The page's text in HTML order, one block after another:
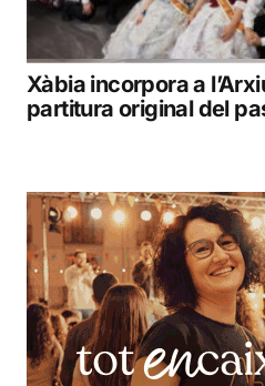
Xàbia incorpora a
partitura original del